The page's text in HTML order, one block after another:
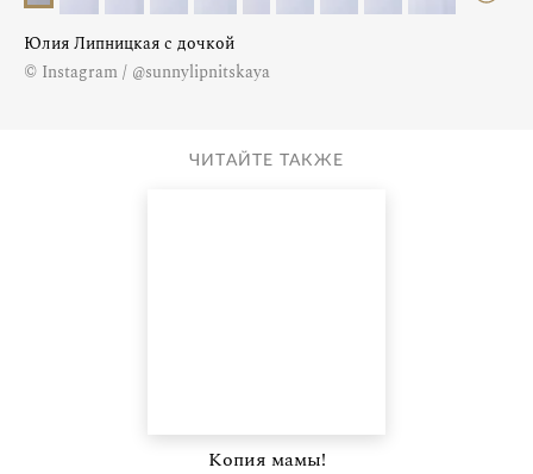
Юлия Липницкая с дочкой
© Instagram / @sunnylipnitskaya
ЧИТАЙТЕ ТАКЖЕ
Копия мамы!